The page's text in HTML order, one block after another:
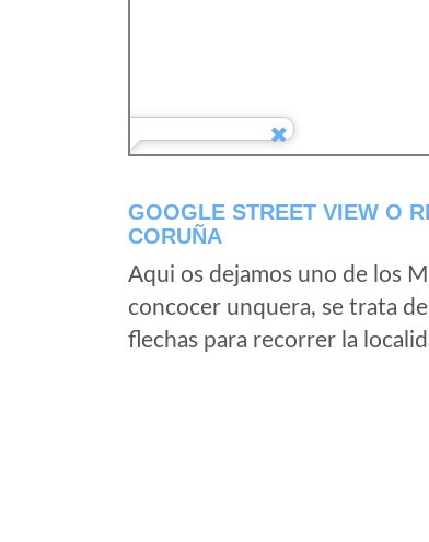
GOOGLE STREET VIEW O
CORUÑA
Aqui os dejamos uno de los
concocer unquera, se trata
flechas para recorrer la